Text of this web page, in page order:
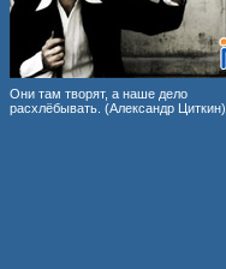
Они там творят, а наше дело
расхлёбывать. (Александр Циткин)